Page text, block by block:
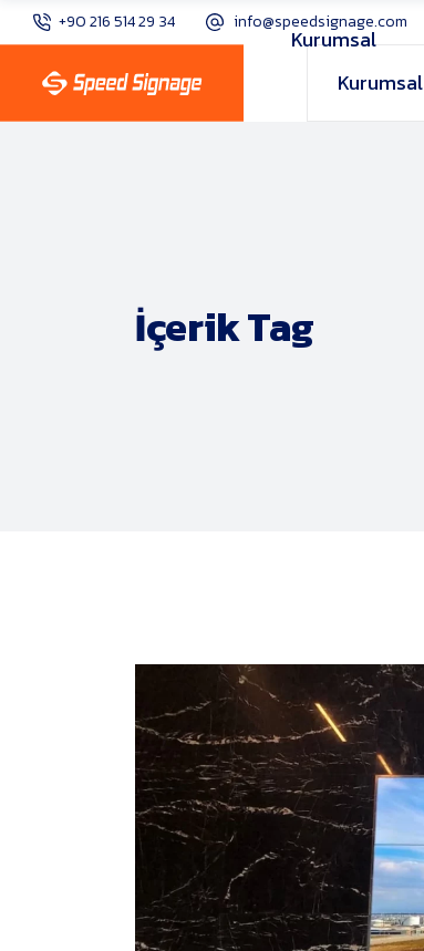
+90 216 514 29 34 info@speedsignage.com
Kurumsal
Kurumsal
İçerik Tag